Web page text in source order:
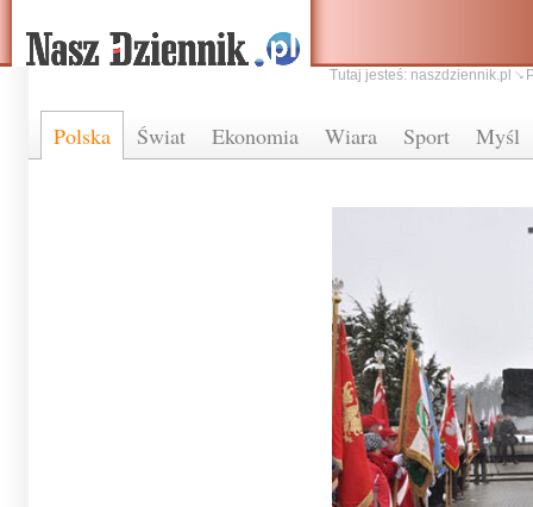
Polska Świat Ekonomia Wiara Sport Myśl
Tutaj jesteś: naszdziennik.pl